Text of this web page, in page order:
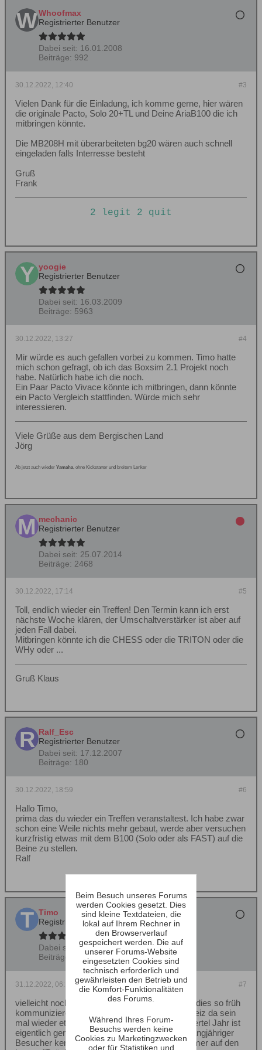
Whoofmax
Registrierter Benutzer
Dabei seit: 16.01.2008
Beiträge: 992
#3
30.12.2022, 12:40
Vielen Dank für die Einladung, ich komme gerne, hier wären
die originale Pacto, Solo 20+TL und Deine AriaB100 die ich
mitbringen könnte.
Die MB208H mit überarbeiteten bg20 wären auch schnell
eingeladen falls Interresse besteht
Gruß
Frank
2 legit 2 quit
yoogie
Registrierter Benutzer
Dabei seit: 16.03.2009
Beiträge: 5963
#4
30.12.2022, 13:27
Mir würde es auch gefallen vorbei zu kommen. Timo hatte
mich schon gefragt, ob ich das Boxsim 2.1 Projekt noch
habe. Natürlich habe ich die noch.
Ein Paar Pacto Vivace könnte ich mitbringen, dann könnte
ein Pacto Vergleich stattfinden. Würde mich sehr
interessieren.
Viele Grüße aus dem Bergischen Land
Jörg
Ab jetzt auch wieder Yamaha, ohne Kickstarter und breitem Lenker
mechanic
Registrierter Benutzer
Dabei seit: 25.07.2014
Beiträge: 2468
#5
30.12.2022, 17:14
Toll, endlich wieder ein Treffen! Den Termin kann ich erst
nächste Woche klären, der Umschaltverstärker ist aber auf
jeden Fall dabei.
Mitbringen könnte ich die CHESS oder die TRITON oder die
WHy oder ...
Gruß Klaus
Ralf_Esc
Registrierter Benutzer
Dabei seit: 17.12.2007
Beiträge: 180
#6
30.12.2022, 18:59
Hallo Timo,
prima das du wieder ein Treffen veranstaltest. Ich habe zwar
schon eine Weile nichts mehr gebaut, werde aber versuchen
kurzfristig etwas mit dem B100 (Solo oder als FAST) auf die
Beine zu stellen.
Ralf
Timo
Registrierter Benutzer
Dabei seit:
22.06.2004
Beiträge:
10987
#7
31.12.2022, 06:12
vielleicht nochmal kurz zur Intention warum ich dies so früh
kommuniziere, ... es soll auch ein gewisser Anreiz da sein
mal wieder etwas zu machen, und bei einem viertel Jahr ist
eigentlich genügend Zeit vorhanden... Ralf als langjähriger
Besucher kennt dies auch, der seine Boxen immer auf den
Beim Besuch unseres Forums
werden Cookies gesetzt. Dies
sind kleine Textdateien, die
lokal auf Ihrem Rechner in
den Browserverlauf
gespeichert werden. Die auf
unserer Forums-Website
eingesetzten Cookies sind
technisch erforderlich und
gewährleisten den Betrieb und
die Komfort-Funktionalitäten
des Forums.
Während Ihres Forum-
Besuchs werden keine
Cookies zu Marketingzwecken
oder für Statistiken und